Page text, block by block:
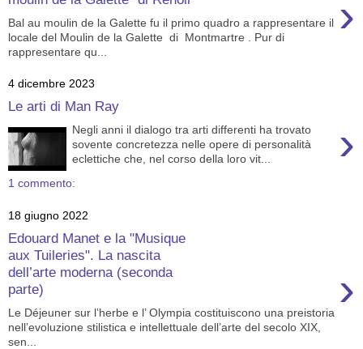
›
Bal au moulin de la Galette fu il primo quadro a rappresentare il
locale del Moulin de la Galette di Montmartre . Pur di
rappresentare qu...
4 dicembre 2023
Le arti di Man Ray
›
Negli anni il dialogo tra arti differenti ha trovato
sovente concretezza nelle opere di personalità
eclettiche che, nel corso della loro vit...
1 commento:
18 giugno 2022
Edouard Manet e la "Musique
aux Tuileries". La nascita
dell’arte moderna (seconda
parte)
›
Le Déjeuner sur l’herbe e l’ Olympia costituiscono una preistoria
nell’evoluzione stilistica e intellettuale dell’arte del secolo XIX,
sen...